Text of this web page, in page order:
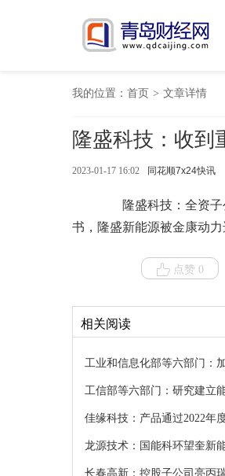
我的位置： 首页 > 文章详情
隆盛科技：收到
2023-01-17 16:02 同花顺7x24快讯
隆盛科技：全资子
书，隆盛新能源被金康动
点赞 0
相关阅读
工业和信息化部等六部门：
工信部等六部门：研究建立
佳缘科技：产品通过2022年
龙源技术：国能科环望奎新
长春高新：控股子公司亮丙